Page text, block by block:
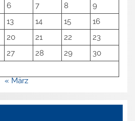
6 7 8
9
13 14 15
16
20 21 22
23
27 28 29
30
« März